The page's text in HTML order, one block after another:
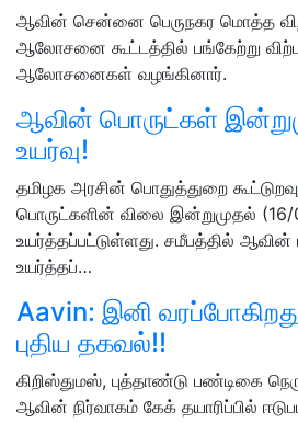
ஆவின் சென்னை பெருநகர மொத்த
ஆலோசனை கூட்டத்தில் பங்கேற்று
ஆலோசனைகள் வழங்கினார்.
ஆவின் பொருட்கள்
உயர்வு!
தமிழக அரசின் பொதுத்துறை
பொருட்களின் விலை இன்றுமுதல்
உயர்த்தப்பட்டுள்ளது. சமீபத்தில் ஆவின்
உயர்த்தப்…
Aavin: இனி
புதிய தகவல்!!
கிறிஸ்துமஸ், புத்தாண்டு பண்டிகை
ஆவின் நிர்வாகம் கேக் தயாரிப்பில்